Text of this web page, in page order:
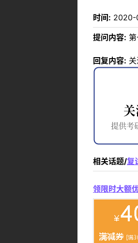
时间: 2020-
提问内容:
回复内容:
相关话题/复
领限时大额